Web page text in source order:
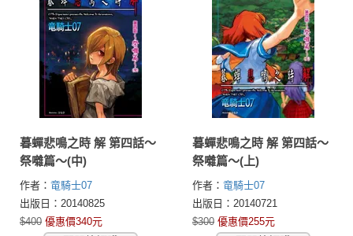
暮蟬悲鳴之時 解 第四話～
祭囃篇～(中)
作者： 竜騎士07
出版日：20140825
$400 優惠價340元
暮蟬悲鳴之時 解 第四話～
祭囃篇～(上)
作者： 竜騎士07
出版日：20140721
$300 優惠價255元